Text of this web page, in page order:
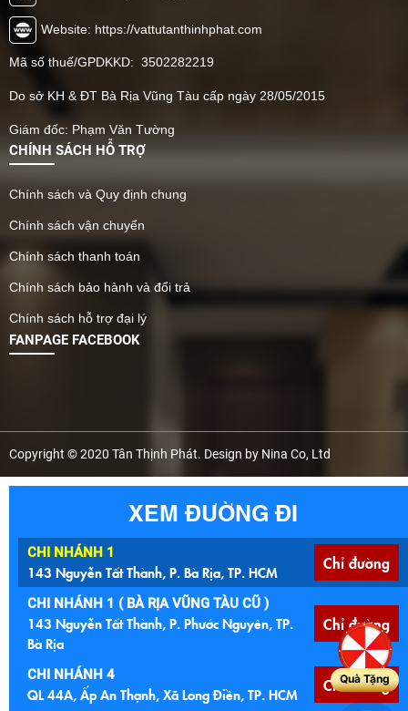
Website: https://vattutanthinhphat.com
Mã số thuế/GPDKKD: 3502282219
Do sở KH & ĐT Bà Rịa Vũng Tàu cấp ngày 28/05/2015
Giám đốc: Phạm Văn Tường
CHÍNH SÁCH HỖ TRỢ
Chính sách và Quy định chung
Chính sách vận chuyển
Chính sách thanh toán
Chính sách bảo hành và đổi trả
Chính sách hỗ trợ đại lý
FANPAGE FACEBOOK
Copyright © 2020 Tân Thịnh Phát. Design by Nina Co, Ltd
XEM ĐƯỜNG ĐI
CHI NHÁNH 1
143 Nguyễn Tất Thành, P. Bà Rịa, TP. HCM Chỉ đường
CHI NHÁNH 1 ( BÀ RỊA VŨNG TÀU CŨ )
143 Nguyễn Tất Thành, P. Phước Nguyên, TP.
Bà Rịa
Chỉ đường
CHI NHÁNH 4
QL 44A, Ấp An Thạnh, Xã Long Điền, TP. HCM Chỉ đường
Quà Tặng